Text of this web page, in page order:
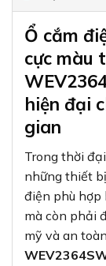
Ổ cắm
cực màu
hiện đại
gian
Trong thời
những thiết bị
điện phù hợp
mà còn phải
mỹ và an